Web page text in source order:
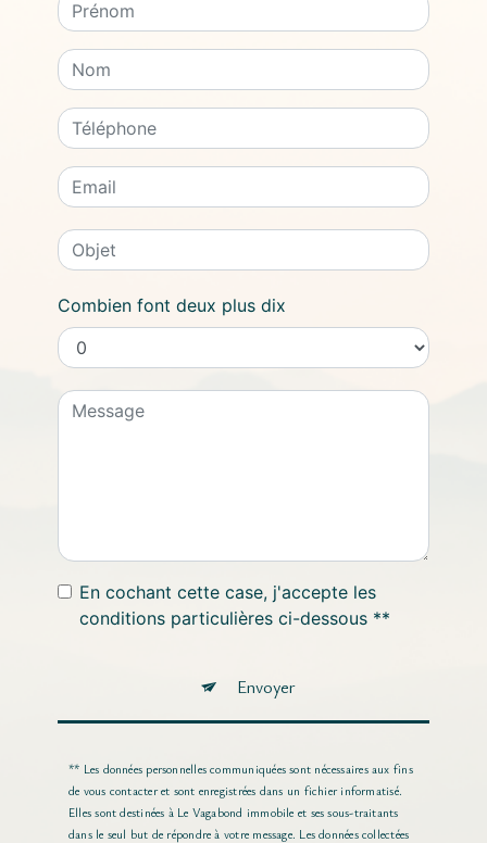
Combien font deux plus dix
En cochant cette case, j'accepte les
conditions particulières ci-dessous **
Envoyer
** Les données personnelles communiquées sont nécessaires aux fins
de vous contacter et sont enregistrées dans un fichier informatisé.
Elles sont destinées à Le Vagabond immobile et ses sous-traitants
dans le seul but de répondre à votre message. Les données collectées